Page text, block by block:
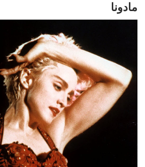
مادونا